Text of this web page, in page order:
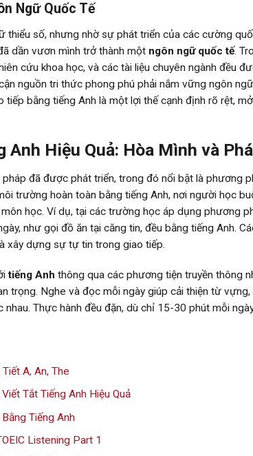
Ngữ Quốc Tế
thiểu số, nhưng nhờ sự phát triển của các cường
dần vươn mình trở thành một ngôn ngữ quốc tế.
cứu khoa học, và các tài liệu chuyên ngành đều
nguồn tri thức phong phú phải nắm vững ngôn
tiếp bằng tiếng Anh là một lợi thế cạnh định rõ rệt,
Anh Hiệu Quả: Hòa Mình và
đã được phát triển, trong đó nổi bật là phương
trường hoàn toàn bằng tiếng Anh, nơi người học
học. Ví dụ, tại các trường học áp dụng phương
như gọi đồ ăn tại căng tin, đều bằng tiếng Anh.
xây dựng sự tự tin trong giao tiếp.
tiếng Anh thông qua các phương tiện truyền thông
trọng. Nghe và đọc mỗi ngày giúp cải thiện từ
Thực hành đều đặn, dù chỉ 15-30 phút mỗi
A, An, The
Tắt Tiếng Anh Hiệu Quả
Tiếng Anh
Listening Part 1